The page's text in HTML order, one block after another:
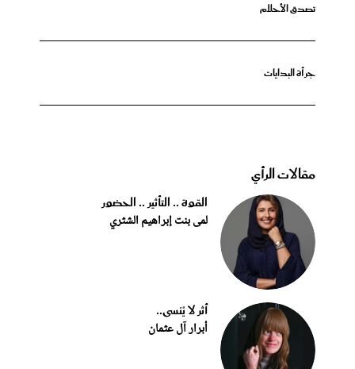
تصدق الأحلام
جرأة البدايات
مقالات الرأي
القوة .. التأثير .. الحضور
لمى بنت إبراهيم الشثري
أثر لا يُنسى..
أبرار آل عثمان